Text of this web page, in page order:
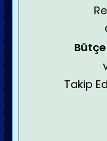
Bütçe
Takip